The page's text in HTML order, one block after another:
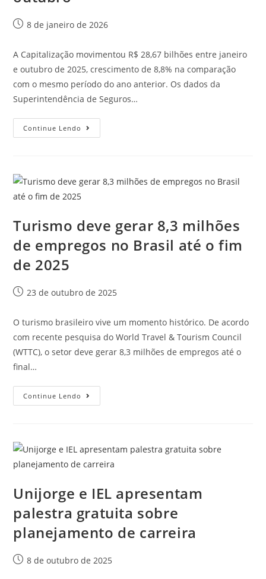
8 de janeiro de 2026
A Capitalização movimentou R$ 28,67 bilhões entre janeiro
e outubro de 2025, crescimento de 8,8% na comparação
com o mesmo período do ano anterior. Os dados da
Superintendência de Seguros…
Continue Lendo
Turismo deve gerar 8,3 milhões
de empregos no Brasil até o fim
de 2025
23 de outubro de 2025
O turismo brasileiro vive um momento histórico. De acordo
com recente pesquisa do World Travel & Tourism Council
(WTTC), o setor deve gerar 8,3 milhões de empregos até o
final…
Continue Lendo
Unijorge e IEL apresentam
palestra gratuita sobre
planejamento de carreira
8 de outubro de 2025